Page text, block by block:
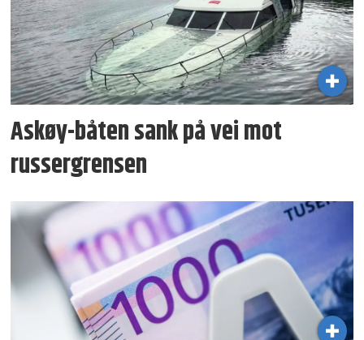
Askøy-båten sank på vei mot
russergrensen